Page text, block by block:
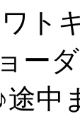
ト
ー
中